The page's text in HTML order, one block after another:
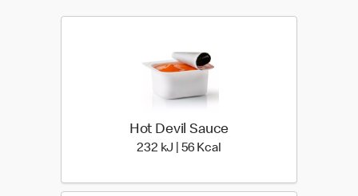
Hot Devil Sauce
232 kJ | 56 Kcal